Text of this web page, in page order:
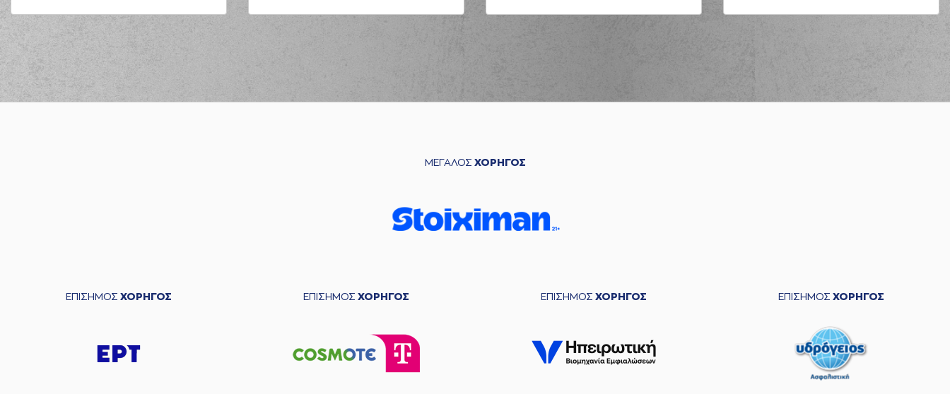
ΜΕΓΑΛΟΣ ΧΟΡΗΓΟΣ
ΕΠΙΣΗΜΟΣ ΧΟΡΗΓΟΣ ΕΠΙΣΗΜΟΣ ΧΟΡΗΓΟΣ ΕΠΙΣΗΜΟΣ ΧΟΡΗΓΟΣ ΕΠΙΣΗΜΟΣ ΧΟΡΗΓΟΣ